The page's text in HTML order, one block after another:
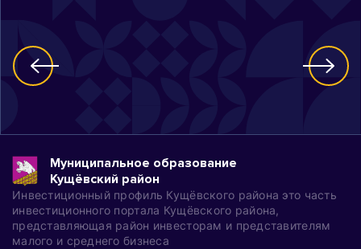
Муниципальное образование
Кущёвский район
Инвестиционный профиль Кущёвского района это часть
инвестиционного портала Кущёвского района,
представляющая район инвесторам и представителям
малого и среднего бизнеса